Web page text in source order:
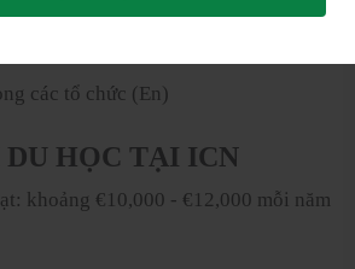
các tổ chức (En)
HỌC TẠI ICN
khoảng €10,000 - €12,000 mỗi năm